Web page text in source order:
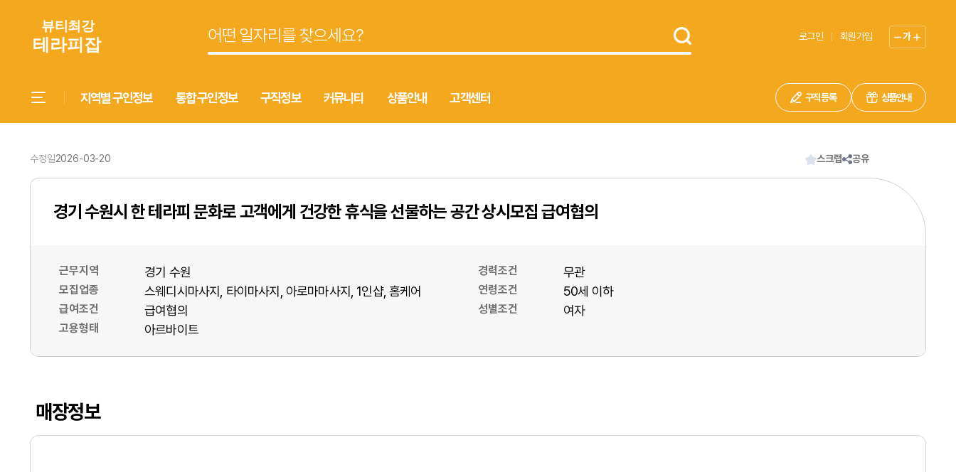
로그인 회원가입 가
지역별 구인정보 통합 구인정보 구직정보 커뮤니티 상품안내 고객센터 구직 등록 상품안내
수정일2026-03-20 스크랩 공유
경기 수원시 한 테라피 문화로 고객에게 건강한 휴식을 선물하는 공간 상시모집 급여협의
근무지역 경기 수원
모집업종 스웨디시마사지 타이마사지 아로마마사지 1인샵 홈케어
급여조건 급여협의
고용형태 아르바이트
경력조건 무관
연령조건 50세 이하
성별조건 여자
매장정보